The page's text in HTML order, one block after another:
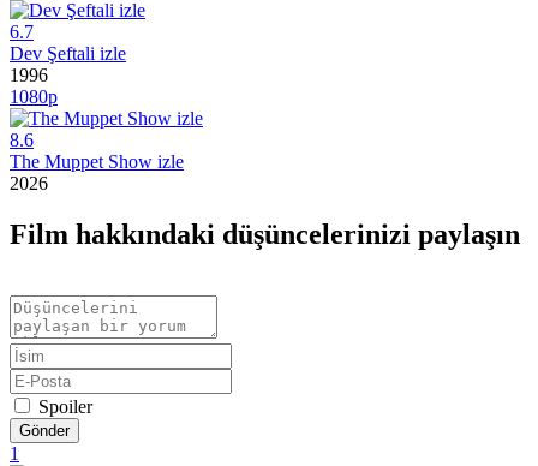
6.7
Dev Şeftali izle
1996
1080p
8.6
The Muppet Show izle
2026
Film hakkındaki düşüncelerinizi paylaşın
Spoiler
Gönder
1